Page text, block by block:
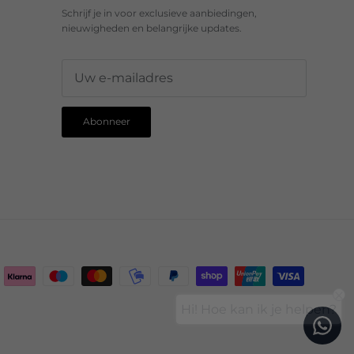
Schrijf je in voor exclusieve aanbiedingen,
nieuwigheden en belangrijke updates.
Abonneer